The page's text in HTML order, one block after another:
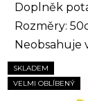
Doplněk
Rozměry:
Neobsahuje
SKLADEM
VELMI OBLÍBENÝ